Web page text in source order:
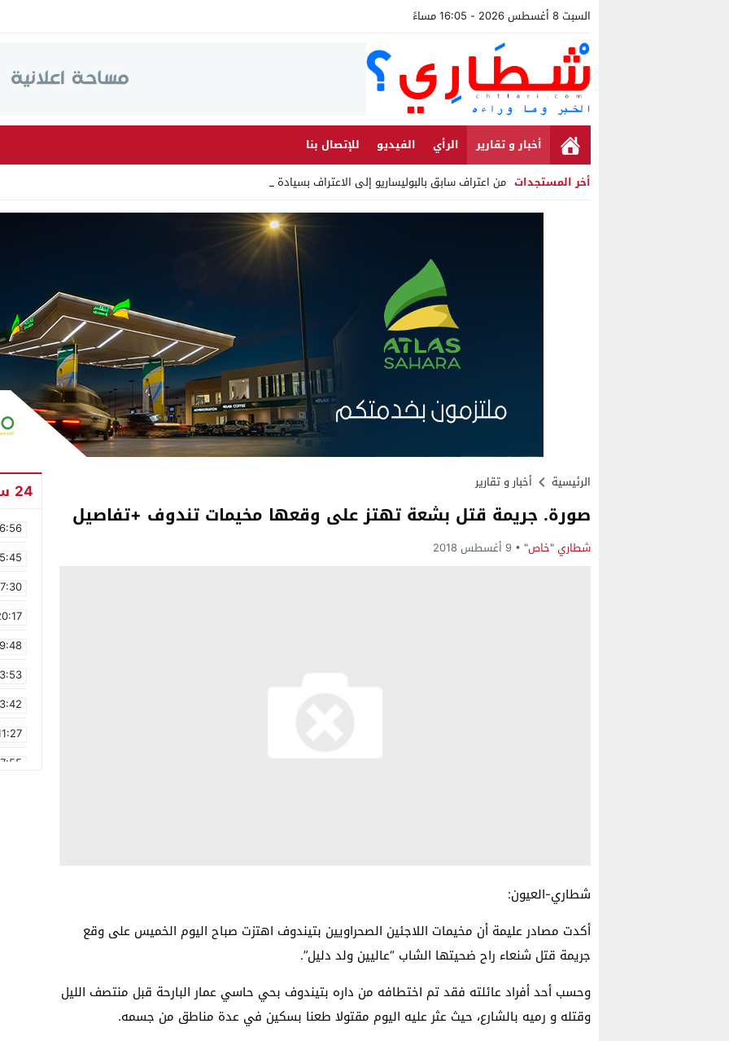
السبت 8 أغسطس 2026 - 16:05 مساءً
أخبار و تقارير الرأي الفيديو
للإتصال بنا
أخر المستجدات من اعتراف سابق بالبوليساريو إلى الاعتراف بسيادة المغرب عل _
Stop
الرئيسية أخبار و تقارير
صورة. جريمة قتل بشعة تهتز على وقعها مخيمات تندوف +تفاصيل
شطاري "خاص" 9 أغسطس 2018
شطاري-العيون:
أكدت مصادر عليمة أن مخيمات اللاجئين الصحراويين بتيندوف اهتزت صباح اليوم الخميس على وقع
جريمة قتل شنعاء راح ضحيتها الشاب “عاليين ولد دليل”.
وحسب أحد أفراد عائلته فقد تم اختطافه من داره بتيندوف بحي حاسي عمار البارحة قبل منتصف الليل
وقتله و رميه بالشارع، حيث عثر عليه اليوم مقتولا طعنا بسكين في عدة مناطق من جسمه.
24 ساعة